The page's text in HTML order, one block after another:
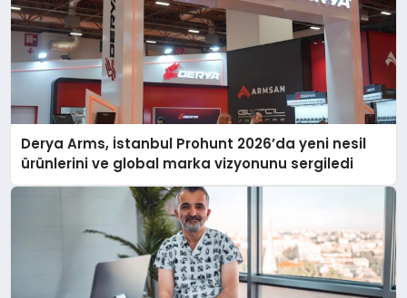
Derya Arms, İstanbul Prohunt 2026’da yeni nesil
ürünlerini ve global marka vizyonunu sergiledi